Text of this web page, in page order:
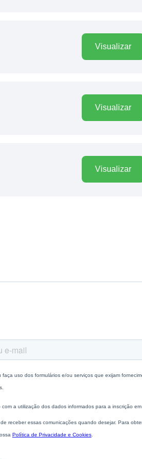
Visualizar
Visualizar
Visualizar